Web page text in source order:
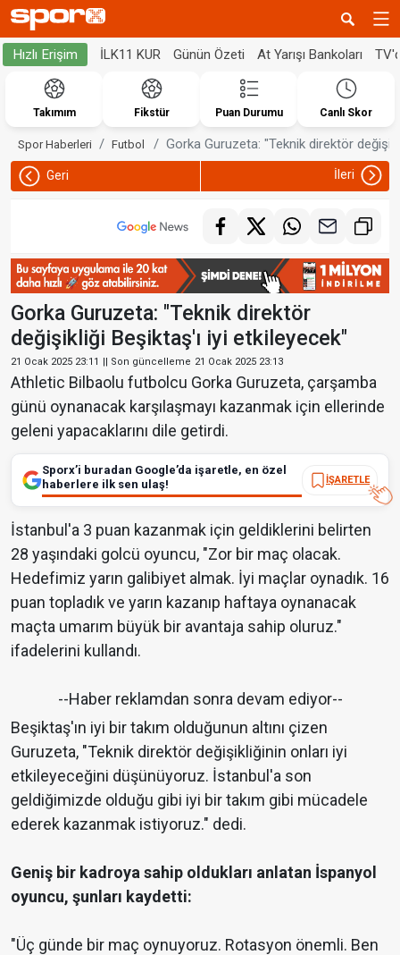
Hızlı Erişim İLK11 KUR Günün Özeti At Yarışı Bankoları
Takımım Fikstür Puan Durumu Canlı Skor
Spor Haberleri Futbol Gorka Guruzeta: "Teknik direktör
Geri İleri
Gorka Guruzeta: "Teknik direktör
değişikliği Beşiktaş'ı iyi etkileyecek"
21 Ocak 2025 23:11 || Son güncelleme 21 Ocak 2025 23:13
Athletic Bilbaolu futbolcu Gorka Guruzeta, çarşamba
günü oynanacak karşılaşmayı kazanmak için ellerinde
geleni yapacaklarını dile getirdi.
Sporx’i buradan Google’da işaretle, en özel
haberlere ilk sen ulaş!
İŞARETLE
İstanbul'a 3 puan kazanmak için geldiklerini belirten
28 yaşındaki golcü oyuncu, "Zor bir maç olacak.
Hedefimiz yarın galibiyet almak. İyi maçlar oynadık. 16
puan topladık ve yarın kazanıp haftaya oynanacak
maçta umarım büyük bir avantaja sahip oluruz."
ifadelerini kullandı.
--Haber reklamdan sonra devam ediyor--
Beşiktaş'ın iyi bir takım olduğunun altını çizen
Guruzeta, "Teknik direktör değişikliğinin onları iyi
etkileyeceğini düşünüyoruz. İstanbul'a son
geldiğimizde olduğu gibi iyi bir takım gibi mücadele
ederek kazanmak istiyoruz." dedi.
Geniş bir kadroya sahip oldukları anlatan İspanyol
oyuncu, şunları kaydetti:
"Üç günde bir maç oynuyoruz. Rotasyon önemli. Ben